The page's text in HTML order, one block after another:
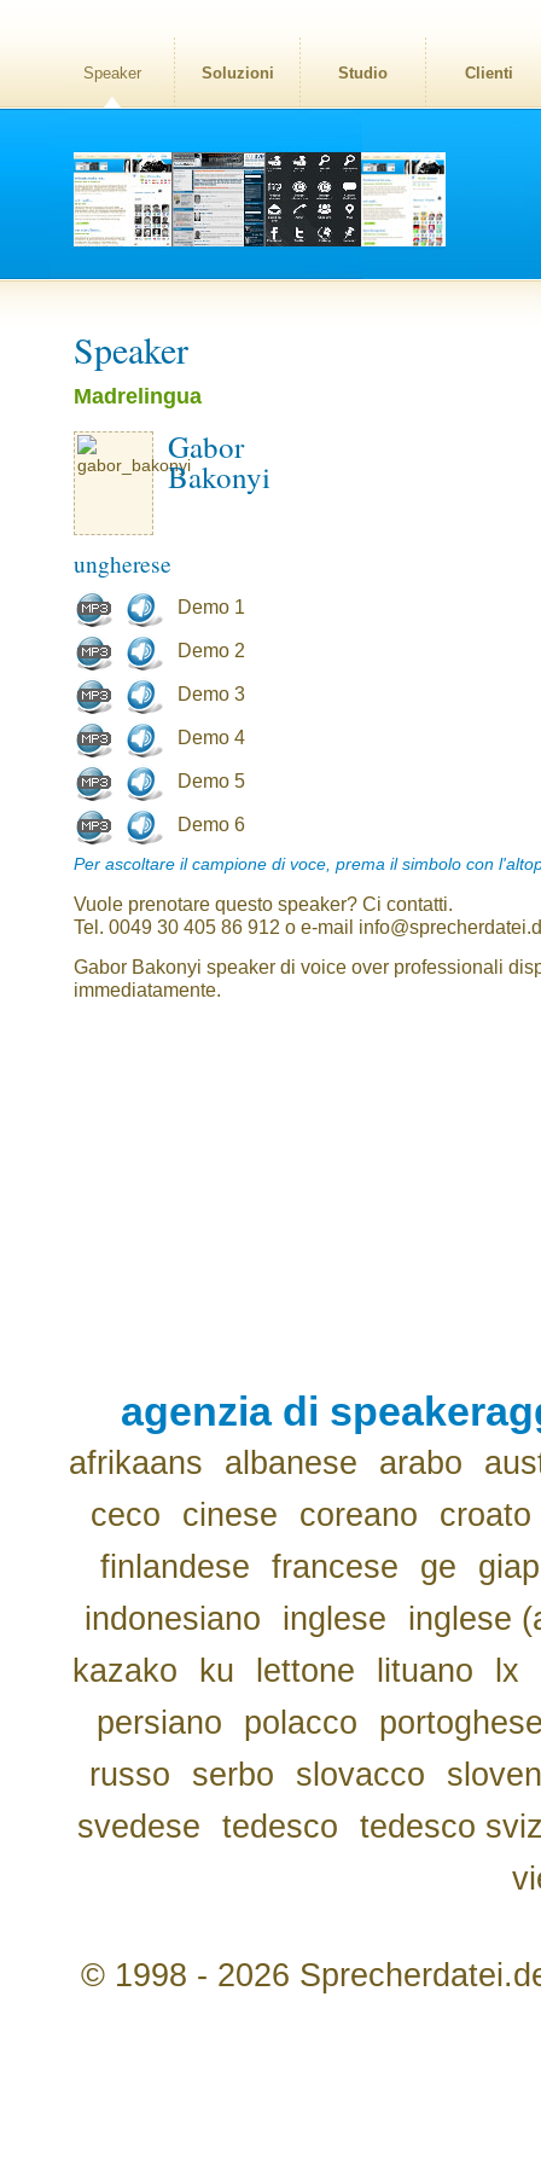
Speaker Soluzioni Studio Clienti
Speaker
Madrelingua
Gabor
Bakonyi
ungherese
Demo 1
Demo 2
Demo 3
Demo 4
Demo 5
Demo 6
Per ascoltare il campione di voce, prema il simbolo con
Vuole prenotare questo speaker? Ci contatti.
Tel. 0049 30 405 86 912 o e-mail
Gabor Bakonyi speaker di voice over professionali
immediatamente.
agenzia di
afrikaans albanese arabo
ceco
cinese coreano
croato
finlandese
francese ge
indonesiano
inglese
inglese
kazako
ku lettone lituano lx
persiano
polacco
russo
serbo slovacco
svedese
tedesco
tedesco
© 1998 - 2026